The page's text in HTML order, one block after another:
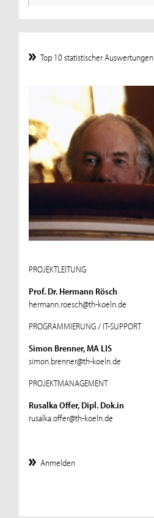
Top 10 statistischer Auswertungen
PROJEKTLEITUNG
Prof. Dr. Hermann Rösch
hermann.roesch@th-koeln.de
PROGRAMMIERUNG / IT-SUPPORT
Simon Brenner, MA LIS
simon.brenner@th-koeln.de
PROJEKTMANAGEMENT
Rusalka Offer, Dipl. Dok.in
rusalka.offer@th-koeln.de
Anmelden